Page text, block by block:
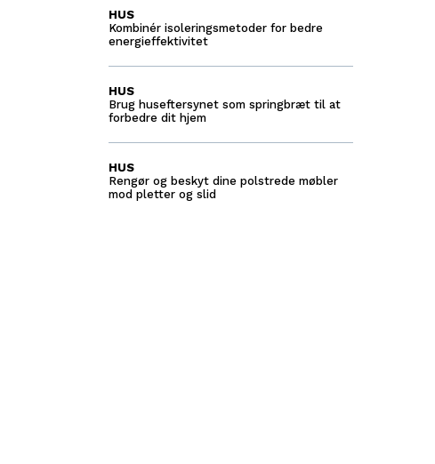
Kombinér isoleringsmetoder for bedre
energieffektivitet
HUS
Brug huseftersynet som springbræt til at
forbedre dit hjem
HUS
Rengør og beskyt dine polstrede møbler
mod pletter og slid
HUS